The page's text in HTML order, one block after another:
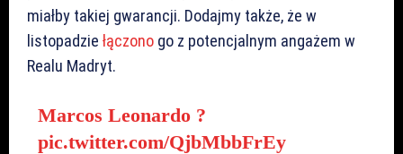
miałby takiej gwarancji. Dodajmy także, że w
listopadzie łączono go z potencjalnym angażem w
Realu Madryt.
Marcos Leonardo ?
pic.twitter.com/QjbMbbFrEy